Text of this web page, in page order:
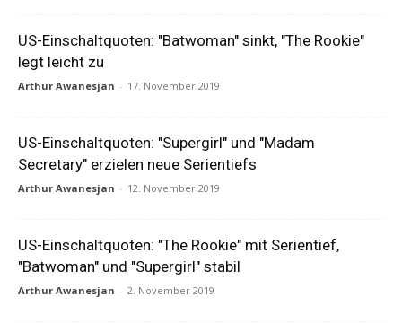
US-Einschaltquoten: "Batwoman" sinkt, "The Rookie"
legt leicht zu
Arthur Awanesjan - 17. November 2019
US-Einschaltquoten: "Supergirl" und "Madam
Secretary" erzielen neue Serientiefs
Arthur Awanesjan - 12. November 2019
US-Einschaltquoten: "The Rookie" mit Serientief,
"Batwoman" und "Supergirl" stabil
Arthur Awanesjan - 2. November 2019